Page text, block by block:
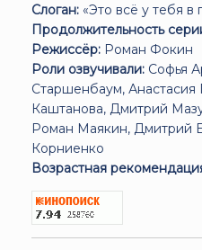
Слоган: «Это всё у тебя в
Продолжительность
Режиссёр: Роман Фокин
Роли озвучивали: Софья
Старшенбаум, Анастасия
Каштанова, Дмитрий
Роман Маякин, Дмитрий
Корниенко
Возрастная